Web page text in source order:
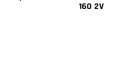
160 2V